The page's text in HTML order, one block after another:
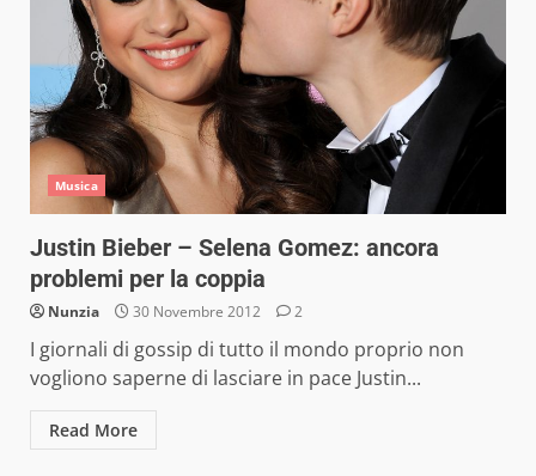
Musica
Justin Bieber – Selena Gomez: ancora
problemi per la coppia
Nunzia 30 Novembre 2012 2
I giornali di gossip di tutto il mondo proprio non
vogliono saperne di lasciare in pace Justin...
Read More